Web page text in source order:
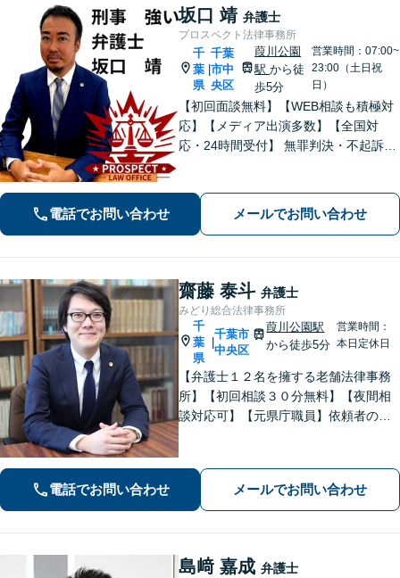
坂口 靖 弁護士
プロスペクト法律事務所
千
葉
県
千葉
市中
央区
葭川公園
駅から徒
歩5分
営業時間：07:00~
23:00（土日祝
日）
【初回面談無料】【WEB相談も積極対
応】【メディア出演多数】【全国対
応・24時間受付】 無罪判決・不起訴多
結果へ。粘り強く、鋭く、そして迅速
に。明朗な料金体系で安心サポート。
電話でお問い合わせ メールでお問い合わせ
齋藤 泰斗 弁護士
みどり総合法律事務所
千
葉
県
千葉市
中央区
葭川公園駅
から徒歩5分
営業時間：
本日定休日
【弁護士１２名を擁する老舗法律事務
所】【初回相談３０分無料】【夜間相
談対応可】【元県庁職員】依頼者の方
法律事務所です。
電話でお問い合わせ メールでお問い合わせ
島﨑 嘉成 弁護士